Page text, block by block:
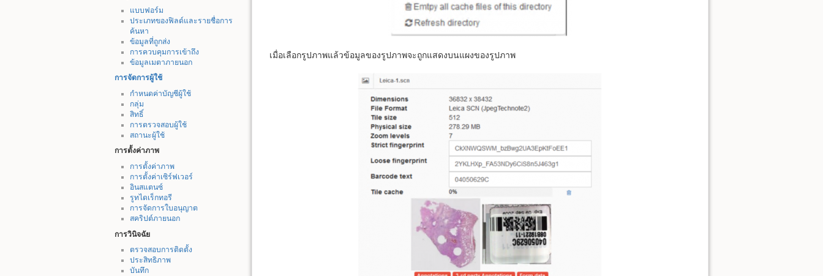
แบบฟอร์ม
ประเภทของฟิลด์และรายชื่อการ
ค้นหา
ข้อมูลที่ถูกส่ง
การควบคุมการเข้าถึง
ข้อมูลเมตาภายนอก
การจัดการผู้ใช้
กำหนดค่าบัญชีผู้ใช้
กลุ่ม
สิทธิ์
การตรวจสอบผู้ใช้
สถานะผู้ใช้
การตั้งค่าภาพ
การตั้งค่าภาพ
การตั้งค่าเซิร์ฟเวอร์
อินสแตนซ์
รูทไดเร็กทอรี
การจัดการใบอนุญาต
สคริปต์ภายนอก
การวินิจฉัย
ตรวจสอบการติดตั้ง
ประสิทธิภาพ
บันทึก
เมื่อเลือกรูปภาพแล้วข้อมูลของรูปภาพจะถูกแสดงบนแผงของรูปภาพ